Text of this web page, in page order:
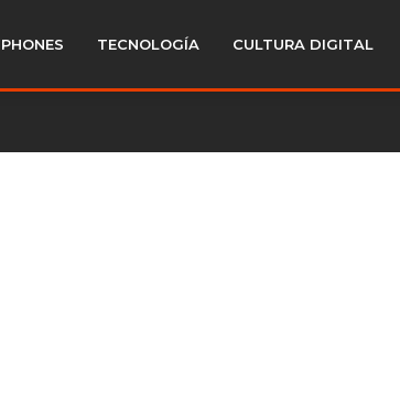
TECNOLOGÍA CULTURA DIGITAL